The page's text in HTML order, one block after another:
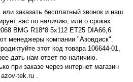
заказать бесплатный звонок и наш
вас по наличию, или о сроках
BMG R18*8 5x112 ET25 DIA66,6
менеджеры компании "Азовдиск".
этот код товара 106644-01,
дать нам ответ по наличию.
при заказе через интернет магазин
azov-tek.ru .